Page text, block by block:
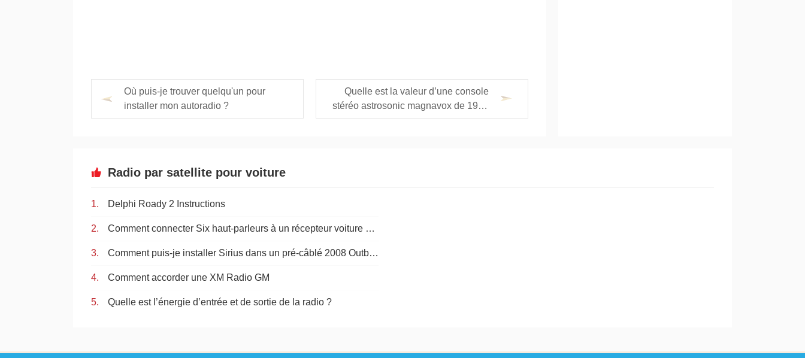
Où puis-je trouver quelqu'un pour
installer mon autoradio ?
Quelle est la valeur d’une console
stéréo astrosonic magnavox de 1963
?
Radio par satellite pour voiture
Delphi Roady 2 Instructions
Comment connecter Six haut-parleurs à un récepteur voiture à quatre canaux
Comment puis-je installer Sirius dans un pré-câblé 2008 Outback
Comment accorder une XM Radio GM
Quelle est l’énergie d’entrée et de sortie de la radio ?